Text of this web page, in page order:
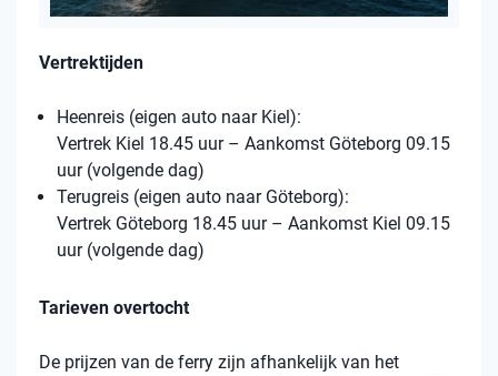
Vertrektijden
Heenreis (eigen auto naar Kiel):
Vertrek Kiel 18.45 uur – Aankomst Göteborg 09.15
uur (volgende dag)
Terugreis (eigen auto naar Göteborg):
Vertrek Göteborg 18.45 uur – Aankomst Kiel 09.15
uur (volgende dag)
Tarieven overtocht
De prijzen van de ferry zijn afhankelijk van het